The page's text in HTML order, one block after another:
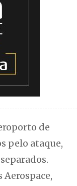
de
pelo ataque,